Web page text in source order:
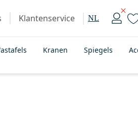
Klantenservice NL
Kranen Spiegels